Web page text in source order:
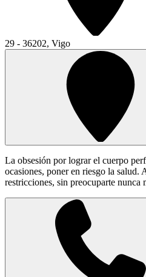
29 - 36202, Vigo
La obsesión por lograr el cuerpo
ocasiones, poner en riesgo la salud.
restricciones, sin preocuparte nunca